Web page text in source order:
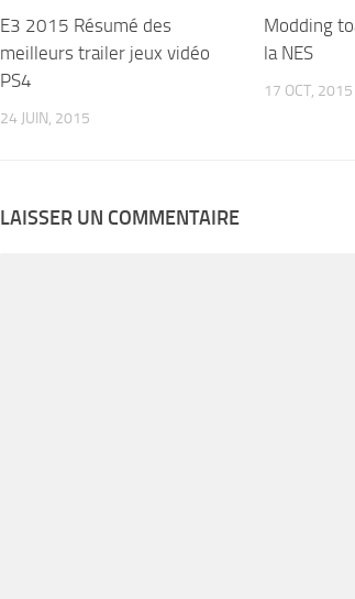
E3 2015 Résumé des
meilleurs trailer jeux vidéo
PS4
24 JUIN, 2015
Modding
la NES
17 OCT, 2015
LAISSER UN COMMENTAIRE